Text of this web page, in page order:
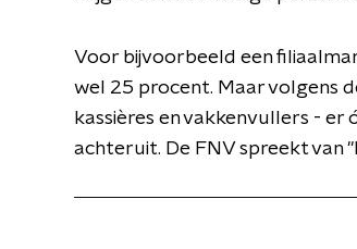
Voor bijvoorbeeld een
wel 25 procent. Maar volgens
kassières en vakkenvullers -
achteruit. De FNV spreekt van